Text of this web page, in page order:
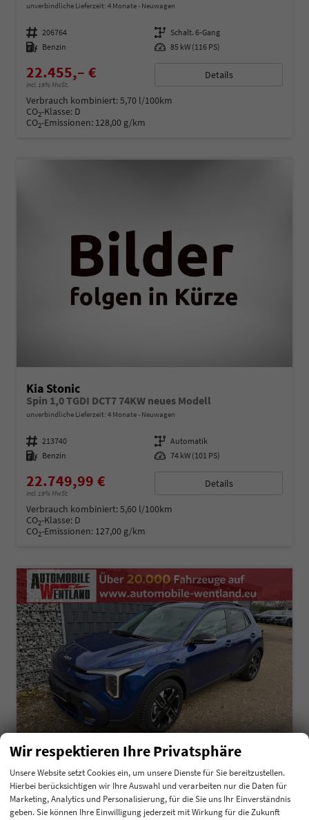
unverbindliche Lieferzeit: 4 Monate Neuwagen
Fahrzeugnummer 206764 Getriebe Schalt. 6-Gang
Kraftstoff Benzin Leistung 85 kW (116 PS)
22.455,– €
incl. 19% MwSt.
Details
Verbrauch kombiniert:5,70 l/100km
CO2-Klasse: D
CO2-Emissionen: 128,00 g/km
Kia Stonic
Spin 1,0 TGDI DCT7 74KW neues Modell
unverbindliche Lieferzeit: 4 Monate Neuwagen
Fahrzeugnummer 213740 Getriebe Automatik
Kraftstoff Benzin Leistung 74 kW (101 PS)
22.749,99 €
incl. 19% MwSt.
Details
Verbrauch kombiniert:5,60 l/100km
CO2-Klasse: D
CO2-Emissionen: 127,00 g/km
Kia Stonic
1.0 T-GDI GPF Exclusive
Wir respektieren Ihre Privatsphäre
Unsere Website setzt Cookies ein, um unsere Dienste für Sie bereitzustellen.
Hierbei berücksichtigen wir Ihre Auswahl und verarbeiten nur die Daten für
Marketing, Analytics und Personalisierung, für die Sie uns Ihr Einverständnis
geben. Sie können Ihre Einwilligung jederzeit mit Wirkung für die Zukunft